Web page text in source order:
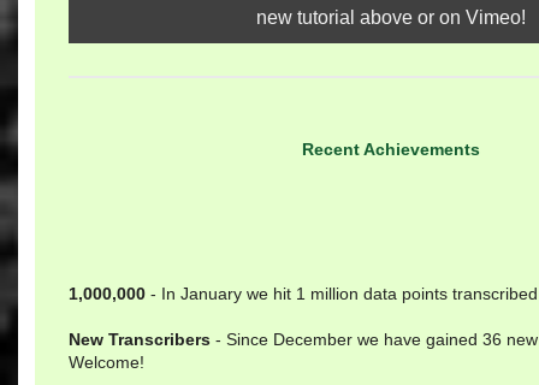
new tutorial above or on Vimeo!
Recent Achievements
1,000,000 - In January we hit 1 million data points
New Transcribers - Since December we have gained 36
Welcome!